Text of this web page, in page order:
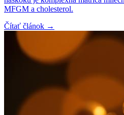
MFGM a cholesterol.
Čítať článok →